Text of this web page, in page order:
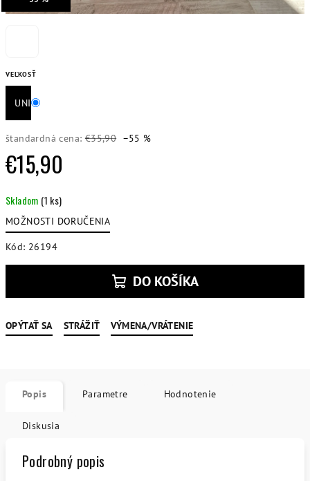
VEĽKOSŤ
UNI
štandardná cena: €35,90 –55 %
€15,90
cena:
Skladom (1 ks)
MOŽNOSTI DORUČENIA
Kód: 26194
DO KOŠÍKA
OPÝTAŤ SA STRÁŽIŤ VÝMENA/VRÁTENIE
Popis Parametre Hodnotenie
Diskusia
Podrobný popis